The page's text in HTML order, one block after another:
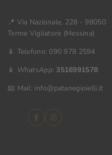
📍 Via Nazionale, 228 - 98050
Terme Vigliatore (Messina)
📱 Telefono: 090 978 2594
📱 WhatsApp: 3516991578
📧 Mail: info@patanegioielli.it
FacebookInstagram